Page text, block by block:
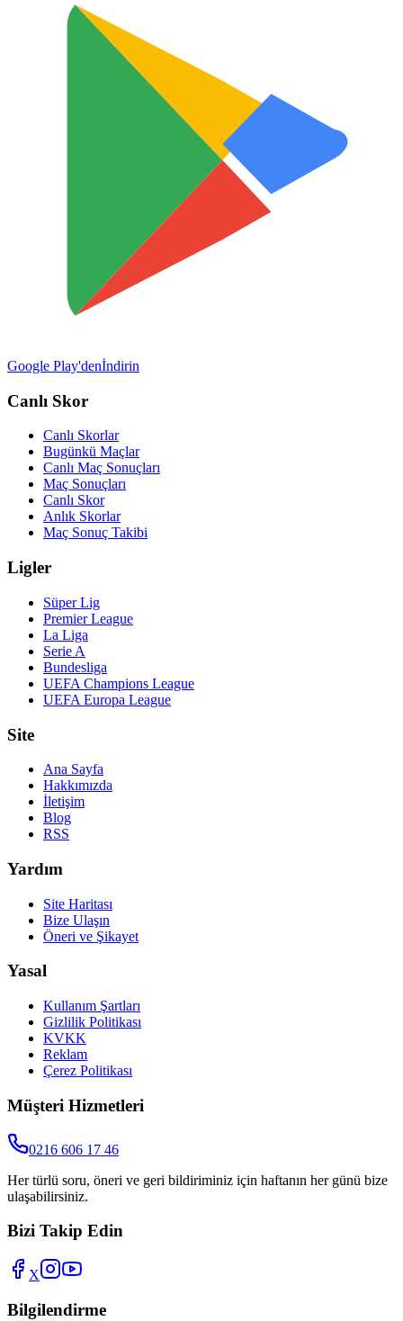
Google Play'denİndirin
Canlı Skor
Canlı Skorlar
Bugünkü Maçlar
Canlı Maç Sonuçları
Maç Sonuçları
Canlı Skor
Anlık Skorlar
Maç Sonuç Takibi
Ligler
Süper Lig
Premier League
La Liga
Serie A
Bundesliga
UEFA Champions League
UEFA Europa League
Site
Ana Sayfa
Hakkımızda
İletişim
Blog
RSS
Yardım
Site Haritası
Bize Ulaşın
Öneri ve Şikayet
Yasal
Kullanım Şartları
Gizlilik Politikası
KVKK
Reklam
Çerez Politikası
Müşteri Hizmetleri
0216 606 17 46
Her türlü soru, öneri ve geri bildiriminiz için haftanın her günü bize
ulaşabilirsiniz.
Bizi Takip Edin
X
Bilgilendirme